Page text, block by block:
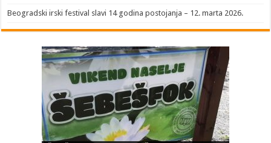
Beogradski irski festival slavi 14 godina postojanja – 12. marta 2026.